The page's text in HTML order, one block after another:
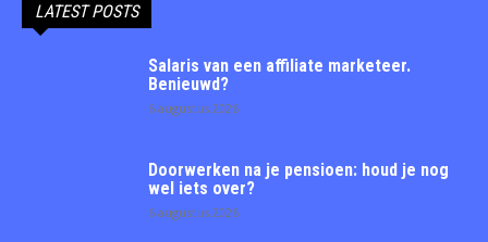
LATEST POSTS
Salaris van een affiliate marketeer.
Benieuwd?
6 augustus 2026
Doorwerken na je pensioen: houd je nog
wel iets over?
6 augustus 2026